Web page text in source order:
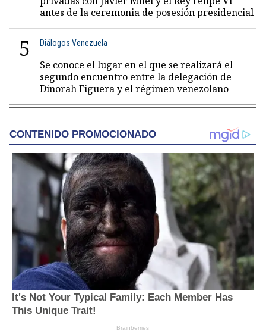
antes de la ceremonia de posesión presidencial
5 Diálogos Venezuela
Se conoce el lugar en el que se realizará el
segundo encuentro entre la delegación de
Dinorah Figuera y el régimen venezolano